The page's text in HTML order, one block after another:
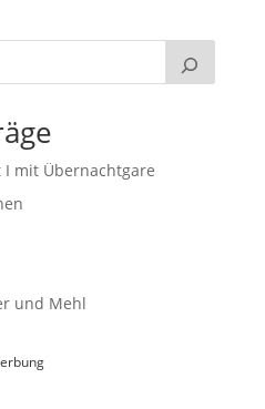
mit Übernachtgare
und Mehl